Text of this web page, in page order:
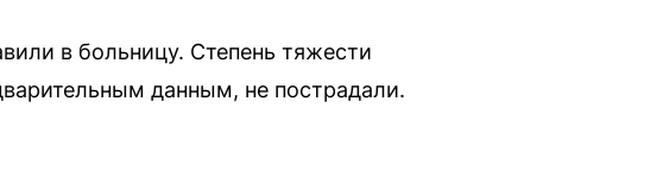
в больницу. Степень тяжести
данным, не пострадали.